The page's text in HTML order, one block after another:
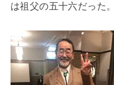
は祖父の五十六だった。